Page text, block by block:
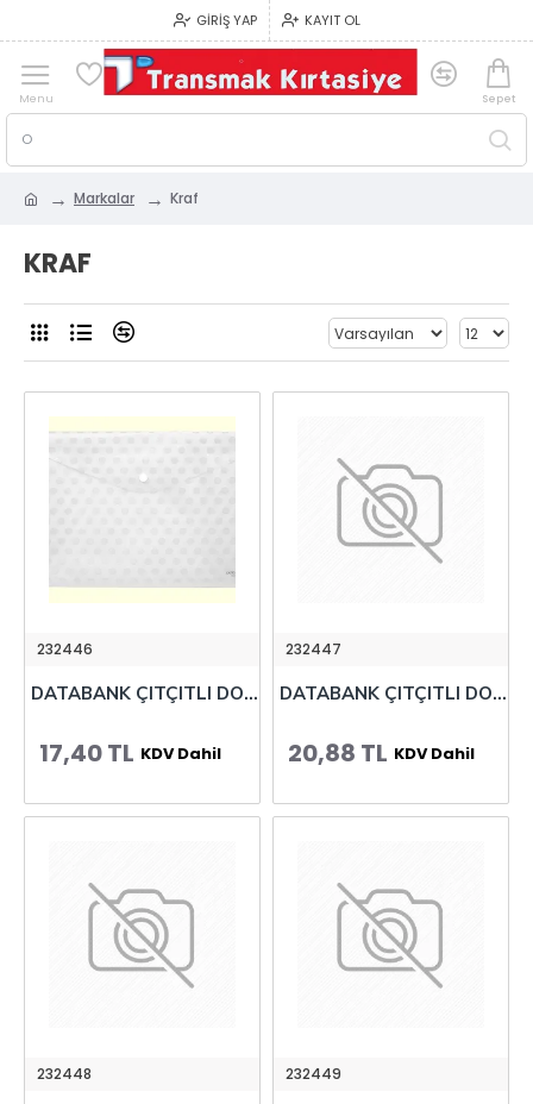
GIRIŞ YAP KAYIT OL
Markalar Kraf
KRAF
232446
DATABANK ÇITÇITLI DOSYA A4 PUANLI BEYAZ 105-10
17,40 TL KDV Dahil
232447
DATABANK ÇITÇITLI DOSYA A4 PUANLI MAVİ 105-10
20,88 TL KDV Dahil
232448 232449